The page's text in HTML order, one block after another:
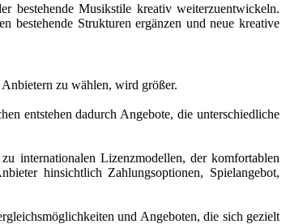
bestehende Musikstile kreativ weiterzuentwickeln.
bestehende Strukturen ergänzen und neue kreative
zu wählen, wird größer.
entstehen dadurch Angebote, die unterschiedliche
internationalen Lizenzmodellen, der komfortablen
hinsichtlich Zahlungsoptionen, Spielangebot,
und Angeboten, die sich gezielt